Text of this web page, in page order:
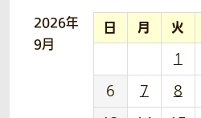
2026年
9月
日 月 火
1
6
7 8